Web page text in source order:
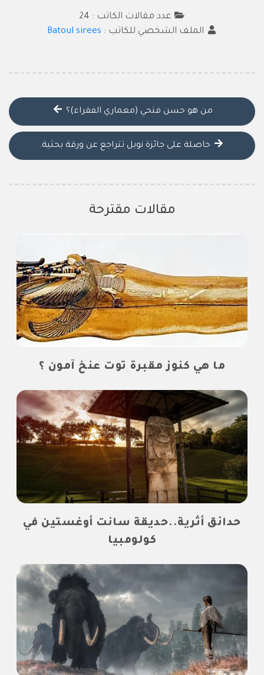
عدد مقالات الكاتب : 24
الملف الشخصي للكاتب : Batoul sirees
من هو حسن فتحي (معماري الفقراء)؟
حاصلة على جائزة نوبل تتراجع عن ورقة بحثية.
مقالات مقترحة
ما هي كنوز مقبرة توت عنخ آمون ؟
حدائق أثرية..حديقة سانت أوغستين في
كولومبيا